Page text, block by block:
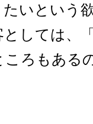
いという
しては、
ろもある